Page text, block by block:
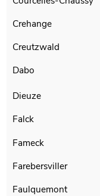
Crehange
Creutzwald
Dabo
Dieuze
Falck
Fameck
Farebersviller
Faulquemont